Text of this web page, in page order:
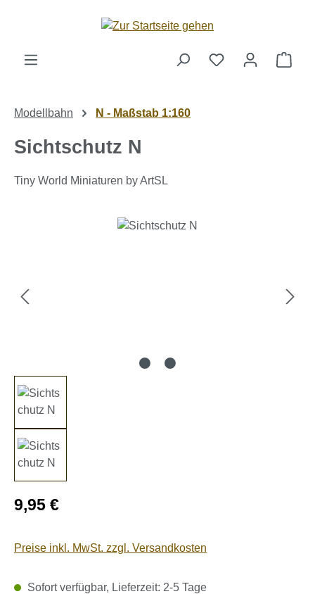
Zum Hauptinhalt springen
Modellbahn N - Maßstab 1:160
Sichtschutz N
Tiny World Miniaturen by ArtSL
Bildergalerie überspringen
Regulärer Preis:
9,95 €
Preise inkl. MwSt. zzgl. Versandkosten
Sofort verfügbar, Lieferzeit: 2-5 Tage